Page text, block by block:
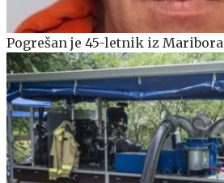
Pogrešan je 45-letnik iz Maribora